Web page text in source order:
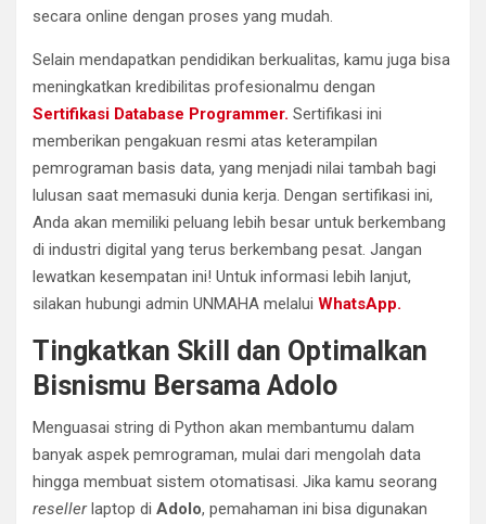
secara online dengan proses yang mudah.
Selain mendapatkan pendidikan berkualitas, kamu juga bisa
meningkatkan kredibilitas profesionalmu dengan
Sertifikasi Database Programmer. Sertifikasi ini
memberikan pengakuan resmi atas keterampilan
pemrograman basis data, yang menjadi nilai tambah bagi
lulusan saat memasuki dunia kerja. Dengan sertifikasi ini,
Anda akan memiliki peluang lebih besar untuk berkembang
di industri digital yang terus berkembang pesat. Jangan
lewatkan kesempatan ini! Untuk informasi lebih lanjut,
silakan hubungi admin UNMAHA melalui WhatsApp.
Tingkatkan Skill dan Optimalkan
Bisnismu Bersama Adolo
Menguasai string di Python akan membantumu dalam
banyak aspek pemrograman, mulai dari mengolah data
hingga membuat sistem otomatisasi. Jika kamu seorang
resellerlaptop di Adolo, pemahaman ini bisa digunakan